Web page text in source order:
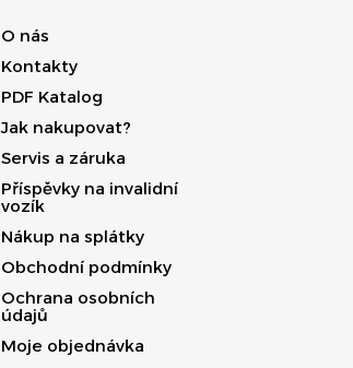
O nás
Kontakty
PDF Katalog
Jak nakupovat?
Servis a záruka
Příspěvky na invalidní
vozík
Nákup na splátky
Obchodní podmínky
Ochrana osobních
údajů
Moje objednávka